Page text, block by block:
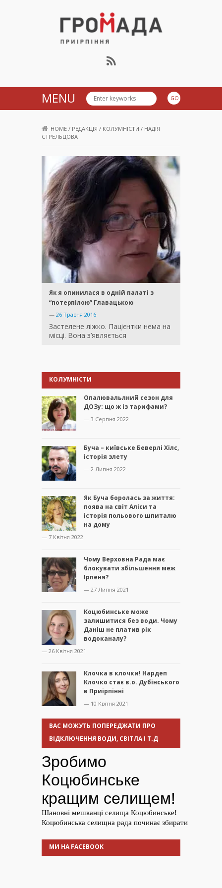
Громада Приірпіння
MENU
HOME / РЕДАКЦІЯ / КОЛУМНІСТИ / НАДІЯ
СТРЕЛЬЦОВА
Як я опинилася в одній палаті з
“потерпілою” Главацькою
— 26 Травня 2016
Застелене ліжко. Пацієнтки нема на
місці. Вона з’являється
КОЛУМНІСТИ
Опалювальлний сезон для
ДОЗу: що ж із тарифами?
— 3 Серпня 2022
Буча – київське Беверлі Хілс,
історія злету
— 2 Липня 2022
Як Буча боролась за життя:
поява на світ Аліси та
історія польового шпиталю
на дому
— 7 Квітня 2022
Чому Верховна Рада має
блокувати збільшення меж
Ірпеня?
— 27 Липня 2021
Коцюбинське може
залишитися без води. Чому
Даніш не платив рік
водоканалу?
— 26 Квітня 2021
Клочка в клочки! Нардеп
Клочко стає в.о. Дубінського
в Приірпінні
— 10 Квітня 2021
ВАС МОЖУТЬ ПОПЕРЕДЖАТИ ПРО
ВІДКЛЮЧЕННЯ ВОДИ, СВІТЛА І Т.Д
МИ НА FACEBOOK